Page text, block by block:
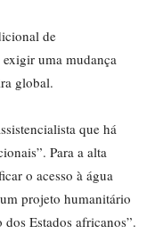
de
uma mudança
global.
que há
Para a alta
o acesso à água
projeto humanitário
Estados africanos”.